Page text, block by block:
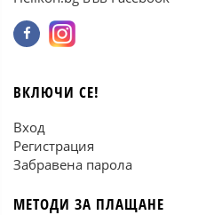
ВКЛЮЧИ СЕ!
Вход
Регистрация
Забравена парола
МЕТОДИ ЗА ПЛАЩАНЕ